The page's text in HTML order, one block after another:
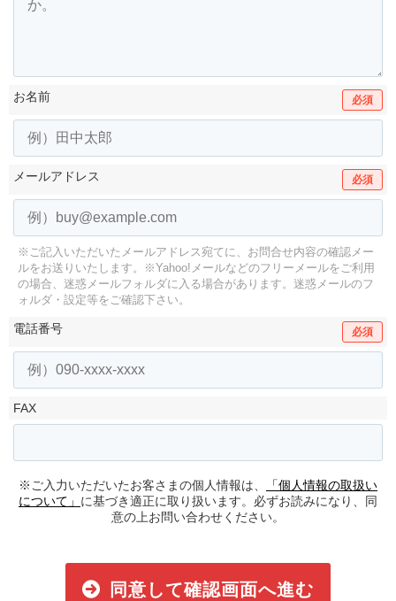
お名前 必須
メールアドレス 必須
※ご記入いただいたメールアドレス宛てに、お問合せ内容の確認メー
ルをお送りいたします。
※Yahoo!メールなどのフリーメールをご利用
の場合、迷惑メールフォルダに入る場合があります。 迷惑メールのフ
ォルダ・設定等をご確認下さい。
電話番号 必須
FAX
※ご入力いただいたお客さまの個人情報は、
「個人情報の取扱い
について」 に基づき適正に取り扱います。必ずお読みになり、同
意の上お問い合わせください。
同意して確認画面へ進む